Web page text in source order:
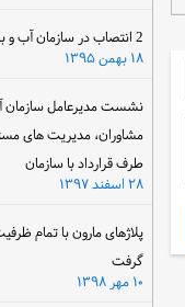
2 انتصاب در سازمان آب و برق خوزستان
۱۸ بهمن ۱۳۹۵
نشست مدیرعامل سازمان
مشاوران، مدیریت های
طرف قرارداد با سازمان
۲۸ اسفند ۱۳۹۷
پلاژهای مارون با تمام
گرفت
۱۰ مهر ۱۳۹۸